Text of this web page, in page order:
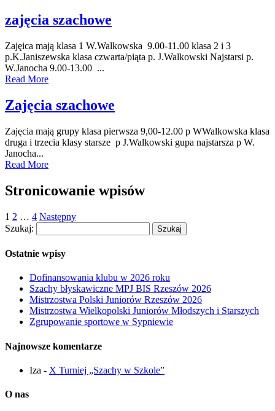
zajęcia szachowe
Zajęica mają klasa 1 W.Walkowska 9.00-11.00 klasa 2 i 3
p.K.Janiszewska klasa czwarta/piąta p. J.Walkowski Najstarsi p.
W.Janocha 9.00-13.00 ...
Read More
Zajęcia szachowe
Zajęcia mają grupy klasa pierwsza 9,00-12.00 p WWalkowska klasa
druga i trzecia klasy starsze p J.Walkowski gupa najstarsza p W.
Janocha...
Read More
Stronicowanie wpisów
1 2 … 4 Następny
Szukaj:
Ostatnie wpisy
Dofinansowania klubu w 2026 roku
Szachy błyskawiczne MPJ BIS Rzeszów 2026
Mistrzostwa Polski Juniorów Rzeszów 2026
Mistrzostwa Wielkopolski Juniorów Młodszych i Starszych
Zgrupowanie sportowe w Sypniewie
Najnowsze komentarze
Iza - X Turniej „Szachy w Szkole”
O nas